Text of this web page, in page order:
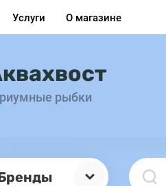
Услуги О магазине
рыбки